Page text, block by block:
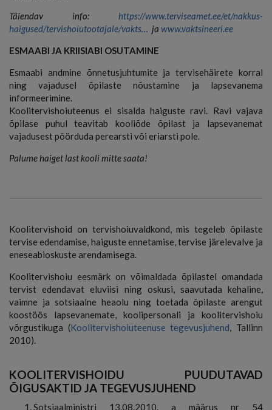
Täiendav info: https://www.terviseamet.ee/et/nakkus-
haigused/tervishoiutootajale/vakts… ja www.vaktsineeri.ee
ESMAABI JA KRIISIABI OSUTAMINE
Esmaabi andmine õnnetusjuhtumite ja tervisehäirete korral
ning vajadusel õpilaste nõustamine ja lapsevanema
informeerimine.
Koolitervishoiuteenus ei sisalda haiguste ravi. Ravi vajava
õpilase puhul teavitab kooliõde õpilast ja lapsevanemat
vajadusest pöörduda perearsti või eriarsti pole.
Palume haiget last kooli mitte saata!
Koolitervishoid on tervishoiuvaldkond, mis tegeleb õpilaste
tervise edendamise, haiguste ennetamise, tervise järelevalve ja
eneseabioskuste arendamisega.
Koolitervishoiu eesmärk on võimaldada õpilastel omandada
tervist edendavat eluviisi ning oskusi, saavutada kehaline,
vaimne ja sotsiaalne heaolu ning toetada õpilaste arengut
koostöös lapsevanemate, koolipersonali ja koolitervishoiu
võrgustikuga (Koolitervishoiuteenuse tegevusjuhend, Tallinn
2010).
KOOLITERVISHOIDU PUUDUTAVAD
ÕIGUSAKTID JA TEGEVUSJUHEND
Sotsiaalministri 13.08.2010. a määrus nr 54